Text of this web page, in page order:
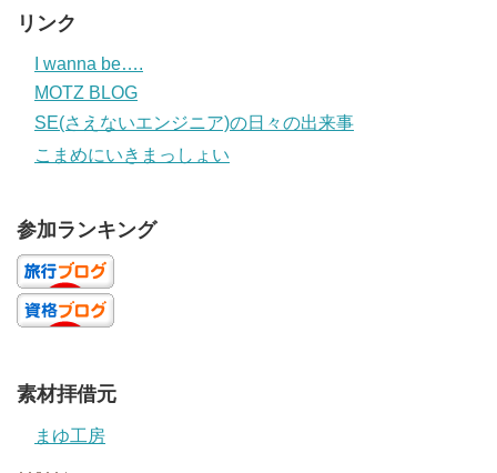
リンク
I wanna be….
MOTZ BLOG
SE(さえないエンジニア)の日々の出来事
こまめにいきまっしょい
参加ランキング
素材拝借元
まゆ工房